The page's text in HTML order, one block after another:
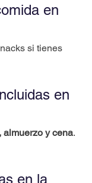
en
si tienes
en
almuerzo y cena.
en la